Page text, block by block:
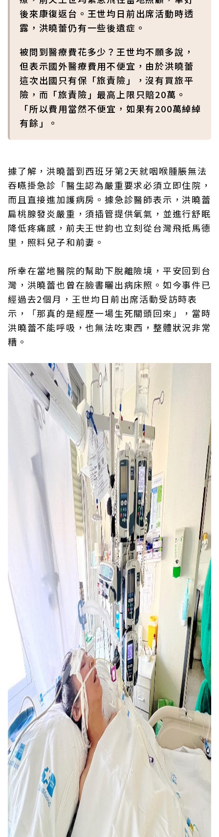
後來康復返台。王世均日前出席活動時透
露，洪曉蕾仍有一些後遺症。
被問到醫療費花多少？王世均不願多說，
但表示國外醫療費用不便宜，由於洪曉蕾
這次出國只有保「旅責險」，沒有買旅平
險，而「旅責險」最高上限只賠20萬。
「所以費用當然不便宜，如果有200萬綽綽
有餘」。
據了解，洪曉蕾到西班牙第2天就咽喉腫脹無法
吞嚥掛急診「醫生認為嚴重要求必須立即住院，
而且直接進加護病房。據急診醫師表示，洪曉蕾
扁桃腺發炎嚴重，須插管提供氧氣，並進行舒眠
降低疼痛感，前夫王世鈞也立刻從台灣飛抵馬德
里，照料兒子和前妻。
所幸在當地醫院的幫助下脫離險境，平安回到台
灣，洪曉蕾也曾在臉書曬出病床照。如今事件已
經過去2個月，王世均日前出席活動受訪時表
示，「那真的是經歷一場生死關頭回來」，當時
洪曉蕾不能呼吸，也無法吃東西，整體狀況非常
糟。